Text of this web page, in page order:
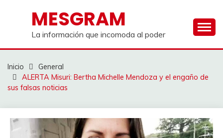
contenidoMESGRAM
La información que incomoda al poder
Inicio
General
ALERTA Misuri: Bertha Michelle Mendoza y el engaño de
sus falsas noticias